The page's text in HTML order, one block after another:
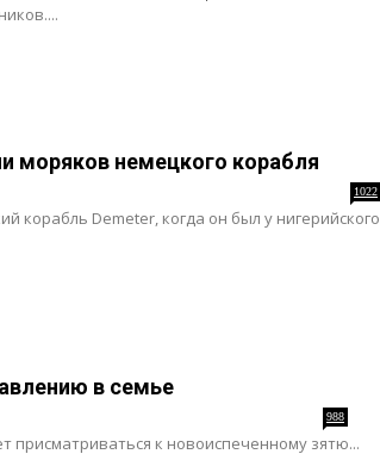
моряков немецкого корабля
1022
корабль Demeter, когда он был у нигерийского
в семье
988
присматриваться к новоиспеченному зятю...